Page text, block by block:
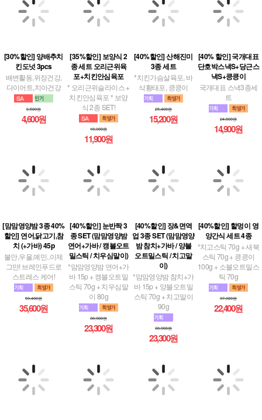
배변활동,위장건강,
다이어트,치아건강
6,500원
4,600원
포+치킨안심육포
* 오리근위슬라이스 +
치킨안심육포 * 보양
식 2종 SET!
18,300원
11,900원
*치킨가슴살육포, 바
삭황태포, 킁킁이
25,400원
15,200원
낵S+킁킁이
국개대표 스낵3종세
트
24,800원
14,900원
치 (+가바) 45p
불안,우울,예민..이제
그만! 브레인푸드로
스트레스 케어!
59,400원
35,600원
연어+가바 / 캥블오트
밀스틱 / 치우심말이)
*맘맘영양밤 연어+가
바 15p + 캥블오트밀
스틱 70g + 치우심말
이 80g
38,900원
23,300원
밤 참치+가바 / 양블
오트밀스틱 / 치고말
이)
*맘맘영양밤 참치+가
바 15p + 양블오트밀
스틱 70g + 치고말이
90g
38,900원
23,300원
*치고스틱 70g + 새북
스틱 70g + 킁킁이
100g + 소블오트밀스
틱 70g
37,300원
22,400원